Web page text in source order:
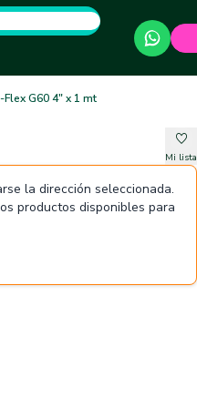
G60 4" x 1 mt
Mi lista
la dirección seleccionada.
productos disponibles para